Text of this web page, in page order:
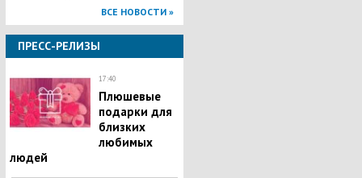
ВСЕ НОВОСТИ »
ПРЕСС-РЕЛИЗЫ
17:40
Плюшевые
подарки для
близких
любимых
людей